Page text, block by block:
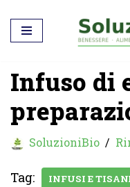
Vai
contenuto
Infuso di
SoluzioniBio
Tag: INFUSI E